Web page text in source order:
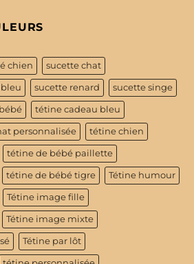
chien sucette chat
sucette renard sucette singe
tétine cadeau bleu
personnalisée tétine chien
tétine de bébé paillette
tétine de bébé tigre Tétine humour
Tétine image fille
Tétine image mixte
Tétine par lôt